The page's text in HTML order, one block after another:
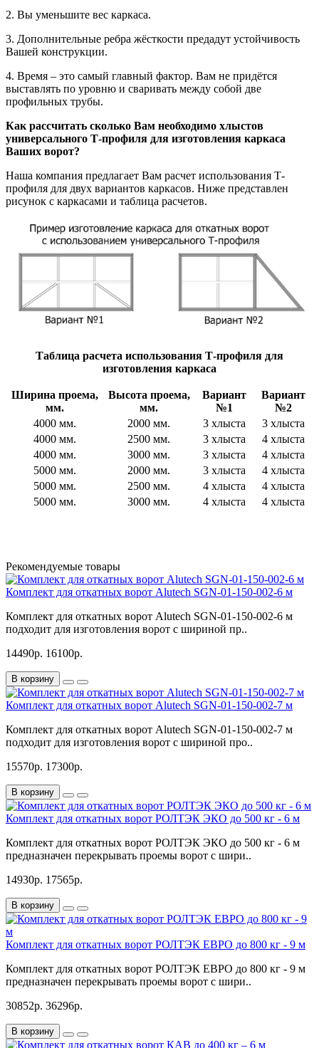
2. Вы уменьшите вес каркаса.
3. Дополнительные ребра жёсткости предадут устойчивость
Вашей конструкции.
4. Время – это самый главный фактор. Вам не придётся
выставлять по уровню и сваривать между собой две
профильных трубы.
Как рассчитать сколько Вам необходимо хлыстов
универсального Т-профиля для изготовления каркаса
Ваших ворот?
Наша компания предлагает Вам расчет использования Т-
профиля для двух вариантов каркасов. Ниже представлен
рисунок с каркасами и таблица расчетов.
Таблица расчета использования Т-профиля для
изготовления каркаса
Ширина проема,
мм.
Высота проема,
мм.
Вариант
№1
Вариант
№2
4000 мм.
2000 мм. 3 хлыста
3 хлыста
4000 мм.
2500 мм. 3 хлыста
4 хлыста
4000 мм.
3000 мм. 3 хлыста
4 хлыста
5000 мм.
2000 мм. 3 хлыста
4 хлыста
5000 мм.
2500 мм. 4 хлыста
4 хлыста
5000 мм.
3000 мм. 4 хлыста 4 хлыста
Рекомендуемые товары
Комплект для откатных ворот Alutech SGN-01-150-002-6 м
Комплект для откатных ворот Alutech SGN-01-150-002-6 м
подходит для изготовления ворот с шириной пр..
14490р. 16100р.
В корзину
Комплект для откатных ворот Alutech SGN-01-150-002-7 м
Комплект для откатных ворот Alutech SGN-01-150-002-7 м
подходит для изготовления ворот с шириной про..
15570р. 17300р.
В корзину
Комплект для откатных ворот РОЛТЭК ЭКО до 500 кг - 6 м
Комплект для откатных ворот РОЛТЭК ЭКО до 500 кг - 6 м
предназначен перекрывать проемы ворот с шири..
14930р. 17565р.
В корзину
Комплект для откатных ворот РОЛТЭК ЕВРО до 800 кг - 9 м
Комплект для откатных ворот РОЛТЭК ЕВРО до 800 кг - 9 м
предназначен перекрывать проемы ворот с шири..
30852р. 36296р.
В корзину